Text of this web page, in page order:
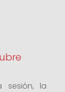
sesión, la